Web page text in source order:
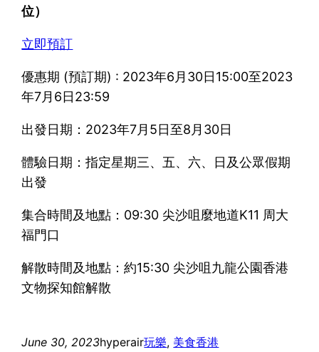
位）
立即預訂
優惠期 (預訂期) : 2023年6月30日15:00至2023
年7月6日23:59
出發日期：2023年7月5日至8月30日
體驗日期：指定星期三、五、六、日及公眾假期
出發
集合時間及地點：09:30 尖沙咀麼地道K11 周大
福門口
解散時間及地點：約15:30 尖沙咀九龍公園香港
文物探知館解散
June 30, 2023hyperair玩樂, 美食香港